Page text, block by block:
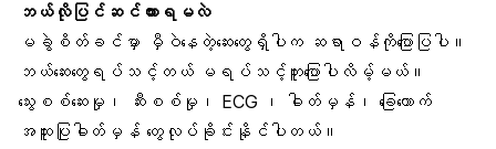
ဘယ်လိုပြင်ဆင်ထားရမလဲ
မခွဲစိတ်ခင်မှာ မှီဝဲနေတဲ့ဆေးတွေရှိပါက ဆရာဝန်ကိုပြောပြပါ။
ဘယ်ဆေးတွေရပ်သင့်တယ် မရပ်သင့်ဘူးပြောပါလိမ့်မယ်။
သွေးစစ်ဆေးမှု၊ ဆီးစစ်မှု၊ ECG ၊ ဓါတ်မှန်၊ ခြေထောက်
အထူးပြုဓါတ်မှန် တွေလုပ်ခိုင်းနိုင်ပါတယ်။